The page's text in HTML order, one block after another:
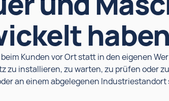
Kunden vor Ort statt in den eigenen
zu installieren, zu warten, zu prüfen oder
an einem abgelegenen Industriestandort